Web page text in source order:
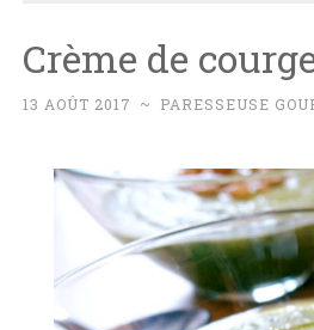
Crème de
13 AOÛT 2017 ~ PARESSEUSE